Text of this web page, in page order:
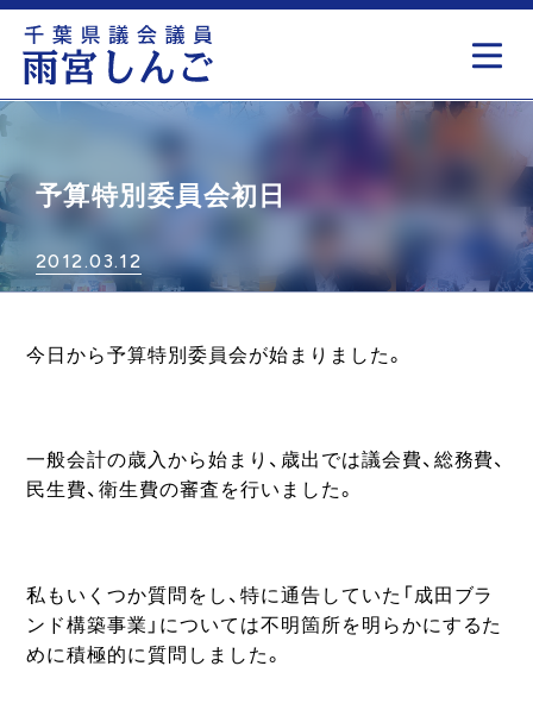
予算特別委員会初日
2012.03.12
今日から予算特別委員会が始まりました。
一般会計の歳入から始まり、歳出では議会費、総務費、
民生費、衛生費の審査を行いました。
私もいくつか質問をし、特に通告していた「成田ブラ
ンド構築事業」については不明箇所を明らかにするた
めに積極的に質問しました。